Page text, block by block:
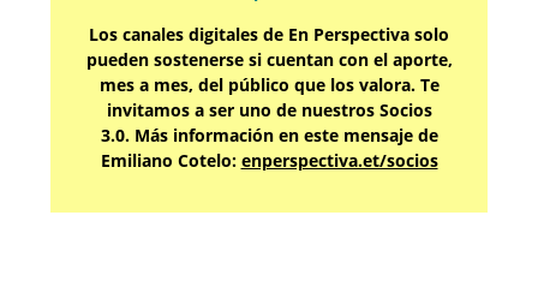
Los canales digitales de En Perspectiva solo
pueden sostenerse si cuentan con el aporte,
mes a mes, del público que los valora. Te
invitamos a ser uno de nuestros Socios
3.0. Más información en este mensaje de
Emiliano Cotelo: enperspectiva.et/socios